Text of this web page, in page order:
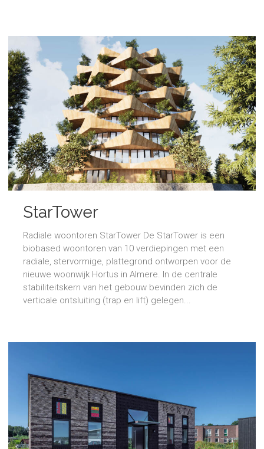
StarTower
Radiale woontoren StarTower De StarTower is een
biobased woontoren van 10 verdiepingen met een
radiale, stervormige, plattegrond ontworpen voor de
nieuwe woonwijk Hortus in Almere. In de centrale
stabiliteitskern van het gebouw bevinden zich de
verticale ontsluiting (trap en lift) gelegen...